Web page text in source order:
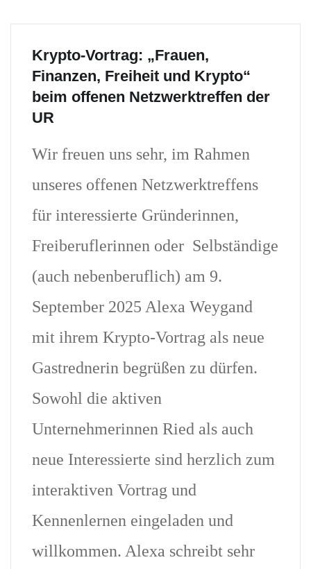
Krypto-Vortrag: „Frauen,
Finanzen, Freiheit und Krypto“
beim offenen Netzwerktreffen der
UR
Wir freuen uns sehr, im Rahmen
unseres offenen Netzwerktreffens
für interessierte Gründerinnen,
Freiberuflerinnen oder Selbständige
(auch nebenberuflich) am 9.
September 2025 Alexa Weygand
mit ihrem Krypto-Vortrag als neue
Gastrednerin begrüßen zu dürfen.
Sowohl die aktiven
Unternehmerinnen Ried als auch
neue Interessierte sind herzlich zum
interaktiven Vortrag und
Kennenlernen eingeladen und
willkommen. Alexa schreibt sehr